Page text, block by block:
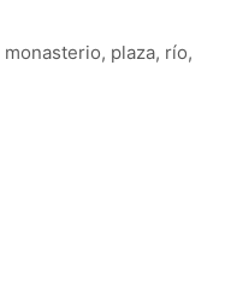
monasterio, plaza, río,